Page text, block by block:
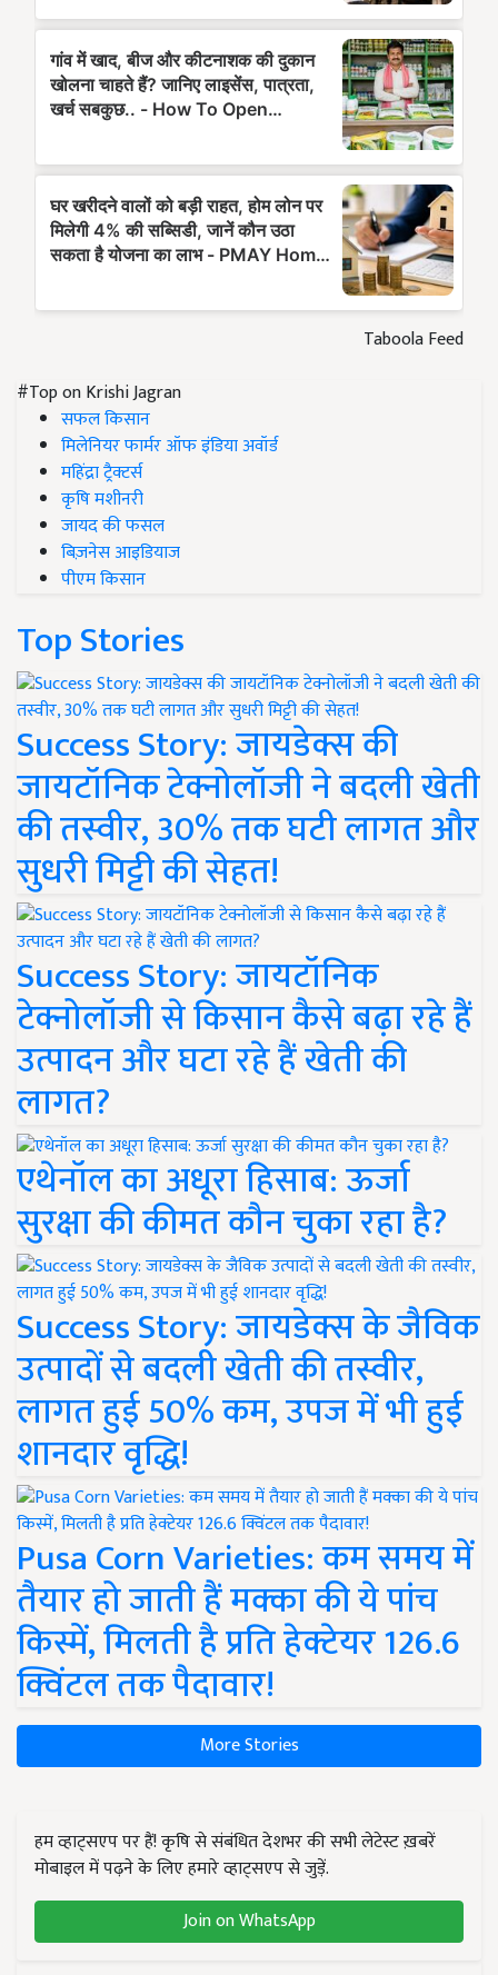
Taboola Feed
#Top on Krishi Jagran
सफल किसान
मिलेनियर फार्मर ऑफ इंडिया अवॉर्ड
महिंद्रा ट्रैक्टर्स
कृषि मशीनरी
जायद की फसल
बिज़नेस आइडियाज
पीएम किसान
Top Stories
Success Story: जायडेक्स की
जायटॉनिक टेक्नोलॉजी ने बदली खेती
की तस्वीर, 30% तक घटी लागत और
सुधरी मिट्टी की सेहत!
Success Story: जायटॉनिक
टेक्नोलॉजी से किसान कैसे बढ़ा रहे हैं
उत्पादन और घटा रहे हैं खेती की
लागत?
एथेनॉल का अधूरा हिसाब: ऊर्जा
सुरक्षा की कीमत कौन चुका रहा है?
Success Story: जायडेक्स के जैविक
उत्पादों से बदली खेती की तस्वीर,
लागत हुई 50% कम, उपज में भी हुई
शानदार वृद्धि!
Pusa Corn Varieties: कम समय में
तैयार हो जाती हैं मक्का की ये पांच
किस्में, मिलती है प्रति हेक्टेयर 126.6
क्विंटल तक पैदावार!
More Stories
हम व्हाट्सएप पर हैं! कृषि से संबंधित देशभर की सभी लेटेस्ट ख़बरें
मोबाइल में पढ़ने के लिए हमारे व्हाट्सएप से जुड़ें.
Join on WhatsApp